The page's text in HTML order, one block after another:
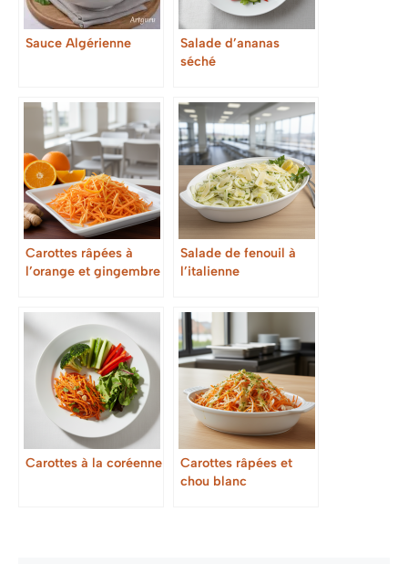
Sauce Algérienne
Salade d’ananas
séché
Carottes râpées à
l’orange et gingembre
Salade de fenouil à
l’italienne
Carottes à la coréenne
Carottes râpées et
chou blanc